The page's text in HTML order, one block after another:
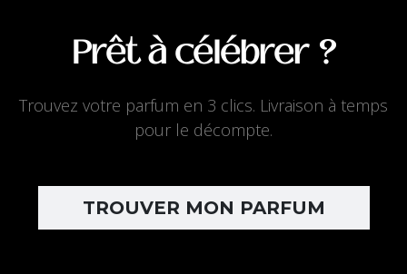
Prêt à célébrer ?
Trouvez votre parfum en 3 clics. Livraison à temps
pour le décompte.
TROUVER MON PARFUM